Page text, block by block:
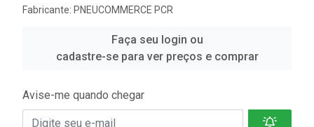
Fabricante: PNEUCOMMERCE PCR
Faça seu login ou
cadastre-se para ver preços e comprar
Avise-me quando chegar